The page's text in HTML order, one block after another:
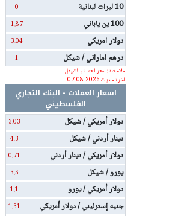
10 ليرات لبنانية 0
100 ين ياباني 1.87
دولار امريكي 3.04
درهم اماراتي / شيكل
1
ملاحظة: سعر العملة بالشيقل -
اخر تحديث 2026-08-07
اسعار العملات - البنك التجاري
الفلسطيني
دولار أمريكي / شيكل
3.03
دينار أردني / شيكل 4.3
دولار أمريكي / دينار أردني 0.71
يورو / شيكل 3.5
دولار أمريكي / يورو 1.1
جنيه إسترليني / دولار أمريكي 1.31